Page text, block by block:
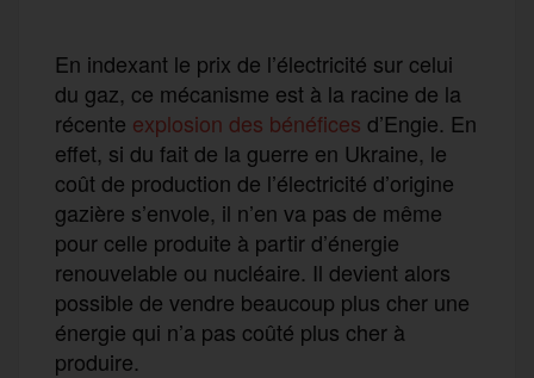
En indexant le prix de l’électricité sur celui
du gaz, ce mécanisme est à la racine de la
récente explosion des bénéfices d’Engie. En
effet, si du fait de la guerre en Ukraine, le
coût de production de l’électricité d’origine
gazière s’envole, il n’en va pas de même
pour celle produite à partir d’énergie
renouvelable ou nucléaire. Il devient alors
possible de vendre beaucoup plus cher une
énergie qui n’a pas coûté plus cher à
produire.